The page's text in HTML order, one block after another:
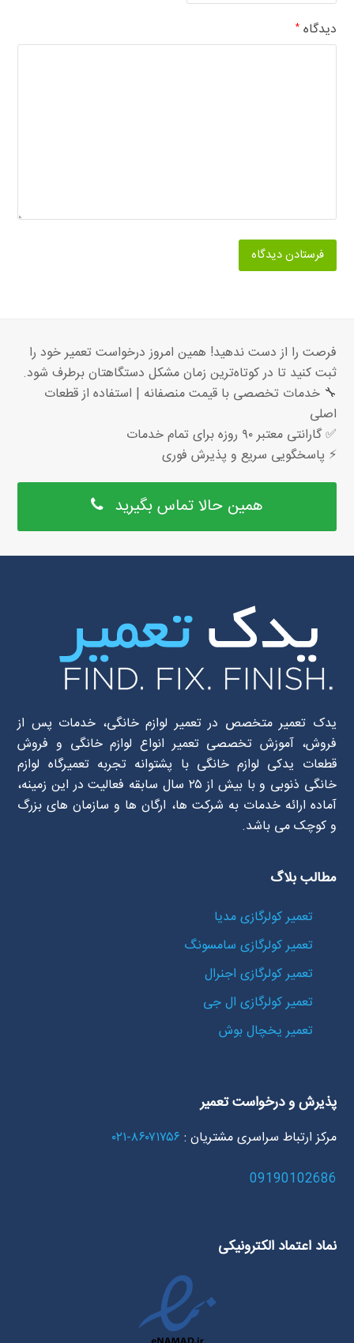
دیدگاه*
فرصت را از دست ندهید! همین امروز درخواست تعمیر خود را
ثبت کنید تا در کوتاه‌ترین زمان مشکل دستگاهتان برطرف شود.
🔧 خدمات تخصصی با قیمت منصفانه | استفاده از قطعات
اصلی
✅ گارانتی معتبر ۹۰ روزه برای تمام خدمات
⚡ پاسخگویی سریع و پذیرش فوری
همین حالا تماس بگیرید
یدک تعمیر متخصص در تعمیر لوازم خانگی، خدمات پس از
فروش، آموزش تخصصی تعمیر انواع لوازم خانگی و فروش
قطعات یدکی لوازم خانگی با پشتوانه تجربه تعمیرگاه لوازم
خانگی ذنوبی و با بیش از ۲۵ سال سابقه فعالیت در این زمینه،
آماده ارائه خدمات به شرکت ها، ارگان ها و سازمان های بزرگ
و کوچک می باشد.
مطالب بلاگ
تعمیر کولرگازی مدیا
تعمیر کولرگازی سامسونگ
تعمیر کولرگازی اجنرال
تعمیر کولرگازی ال جی
تعمیر یخچال بوش
پذیرش و درخواست تعمیر
مرکز ارتباط سراسری مشتریان : ۸۶۰۷۱۷۵۶-۰۲۱
09190102686
نماد اعتماد الکترونیکی